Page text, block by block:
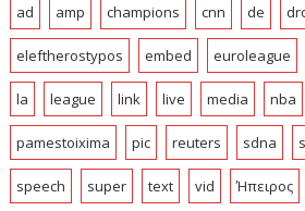
ad amp champions cnn de
eleftherostypos embed euroleague
la league link live media nba
pamestoixima pic reuters sdna
speech super text vid Ήπειρος